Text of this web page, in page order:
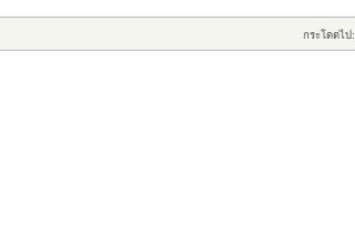
กระโดดไป: